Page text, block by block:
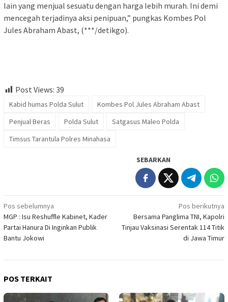
lain yang menjual sesuatu dengan harga lebih murah. Ini demi
mencegah terjadinya aksi penipuan,” pungkas Kombes Pol
Jules Abraham Abast, (***/detikgo).
Post Views: 39
Kabid humas Polda Sulut
Kombes Pol Jules Abraham Abast
Penjual Beras
Polda Sulut
Satgasus Maleo Polda
Timsus Tarantula Polres Minahasa
SEBARKAN
Navigasi
pos
Pos sebelumnya
MGP : Isu Reshuffle Kabinet, Kader
Partai Hanura Di Inginkan Publik
Bantu Jokowi
Pos berikutnya
Bersama Panglima TNI, Kapolri
Tinjau Vaksinasi Serentak 114 Titik
di Jawa Timur
POS TERKAIT